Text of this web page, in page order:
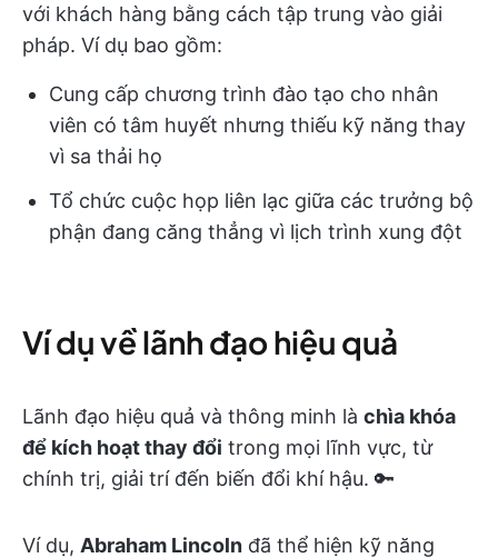
với khách hàng bằng cách tập trung vào giải
pháp. Ví dụ bao gồm:
Cung cấp chương trình đào tạo cho nhân
viên có tâm huyết nhưng thiếu kỹ năng thay
vì sa thải họ
Tổ chức cuộc họp liên lạc giữa các trưởng bộ
phận đang căng thẳng vì lịch trình xung đột
Ví dụ về lãnh đạo hiệu quả
Lãnh đạo hiệu quả và thông minh là chìa khóa
để kích hoạt thay đổi trong mọi lĩnh vực, từ
chính trị, giải trí đến biến đổi khí hậu. 🔑
Ví dụ, Abraham Lincoln đã thể hiện kỹ năng